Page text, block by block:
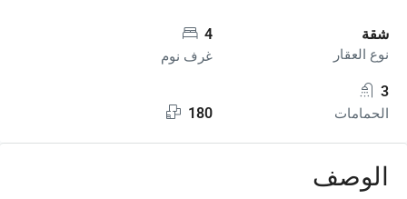
شقة
نوع العقار
4
غرف نوم
3
الحمامات 180
الوصف